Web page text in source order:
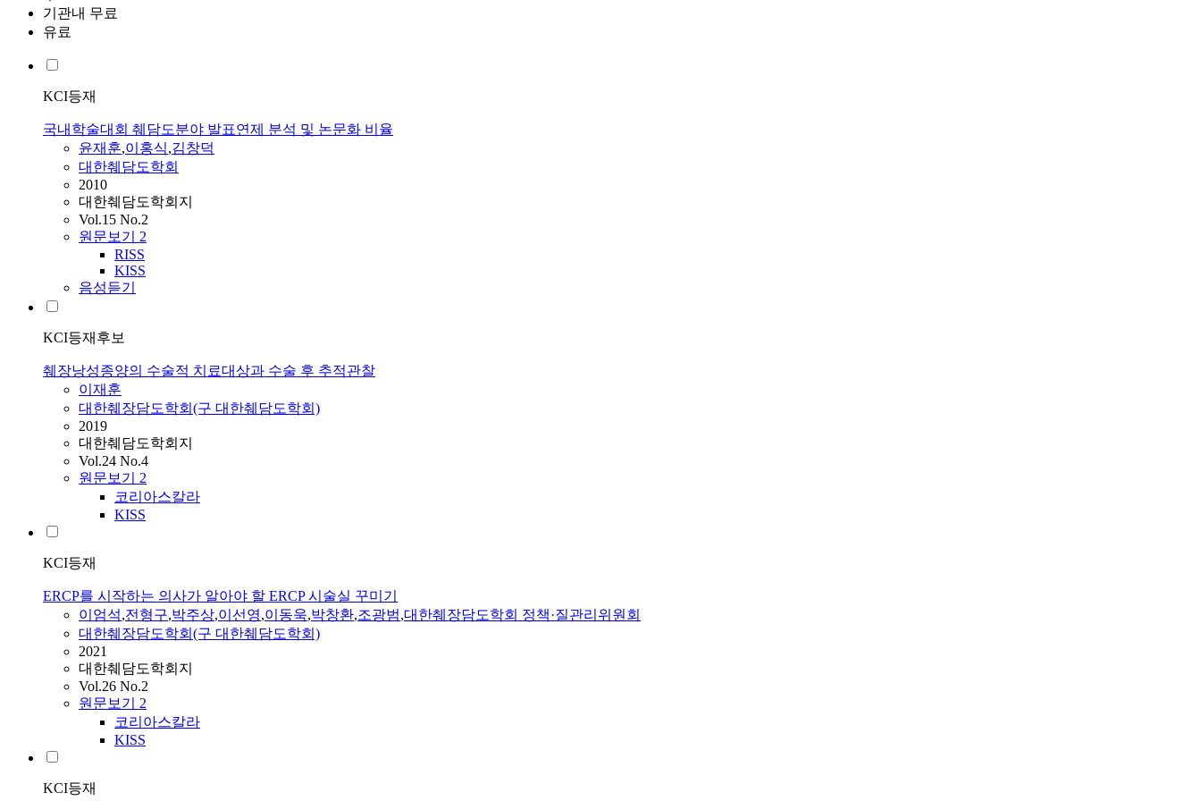
기관내 무료
유료
KCI등재
국내학술대회 췌담도분야 발표연제 분석 및 논문화 비율
윤재훈,이홍식,김창덕
대한췌담도학회
2010
대한췌담도학회지
Vol.15 No.2
원문보기 2
RISS
KISS
음성듣기
KCI등재후보
췌장낭성종양의 수술적 치료대상과 수술 후 추적관찰
이재훈
대한췌장담도학회(구 대한췌담도학회)
2019
대한췌담도학회지
Vol.24 No.4
원문보기 2
코리아스칼라
KISS
KCI등재
ERCP를 시작하는 의사가 알아야 할 ERCP 시술실 꾸미기
이엄석,전형구,박주상,이선영,이동욱,박창환,조광범,대한췌장담도학회 정책·질관리위원회
대한췌장담도학회(구 대한췌담도학회)
2021
대한췌담도학회지
Vol.26 No.2
원문보기 2
코리아스칼라
KISS
KCI등재